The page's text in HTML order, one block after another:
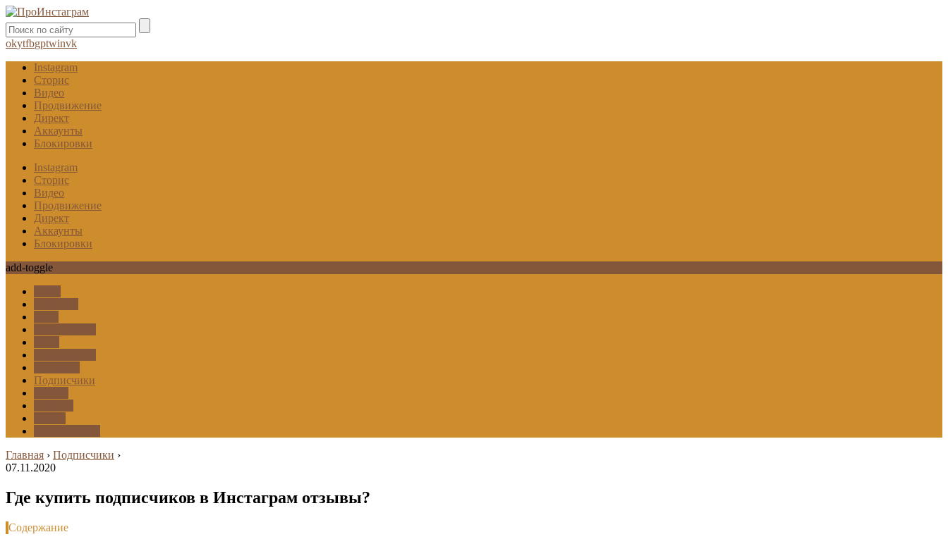
okytfbgptwinvk
Instagram
Сторис
Видео
Продвижение
Директ
Аккаунты
Блокировки
Instagram
Сторис
Видео
Продвижение
Директ
Аккаунты
Блокировки
add-toggle
Подписчики
Главная › Подписчики ›
07.11.2020
Где купить подписчиков в Инстаграм отзывы?
Содержание